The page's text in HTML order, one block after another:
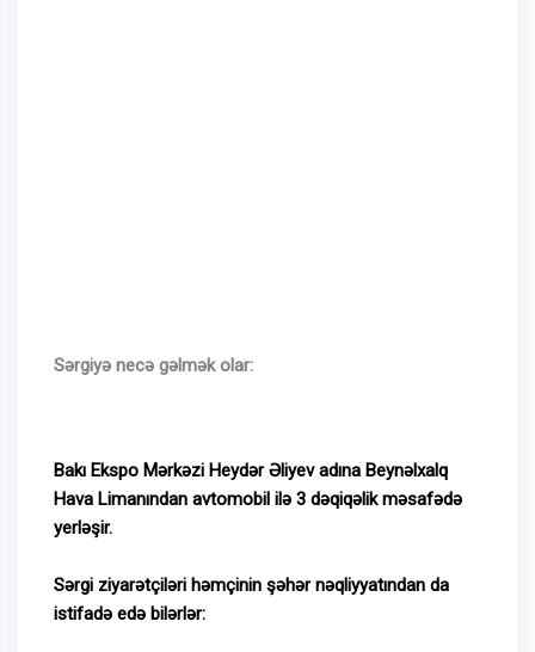
Sərgiyə necə gəlmək olar:
Bakı Ekspo Mərkəzi Heydər Əliyev adına Beynəlxalq
Hava Limanından avtomobil ilə 3 dəqiqəlik məsafədə
yerləşir.
Sərgi ziyarətçiləri həmçinin şəhər nəqliyyatından da
istifadə edə bilərlər: